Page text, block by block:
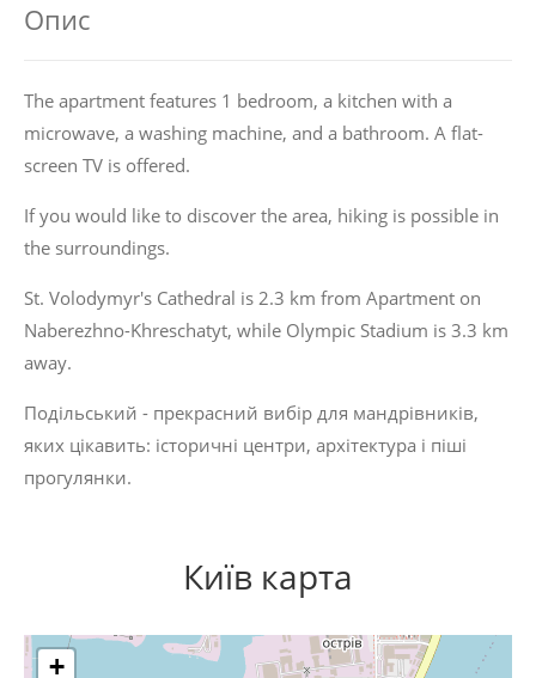
Опис
The apartment features 1 bedroom, a kitchen with a
microwave, a washing machine, and a bathroom. A flat-
screen TV is offered.
If you would like to discover the area, hiking is possible in
the surroundings.
St. Volodymyr's Cathedral is 2.3 km from Apartment on
Naberezhno-Khreschatyt, while Olympic Stadium is 3.3 km
away.
Подільський - прекрасний вибір для мандрівників,
яких цікавить: історичні центри, архітектура і піші
прогулянки.
Київ карта
+